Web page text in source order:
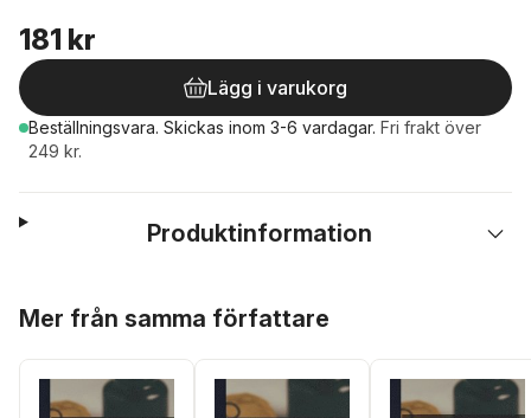
181 kr
Lägg i varukorg
Beställningsvara. Skickas inom 3-6 vardagar. Fri frakt över
249 kr.
Produktinformation
Mer från samma författare